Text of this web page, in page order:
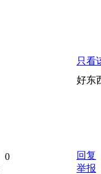
0
只看
好东
回复
举报